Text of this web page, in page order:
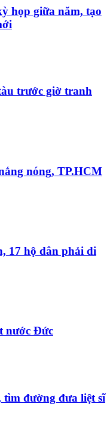
họp giữa năm, tạo
trước giờ tranh
nóng, TP.HCM
17 hộ dân phải di
nước Đức
tìm đường đưa liệt sĩ